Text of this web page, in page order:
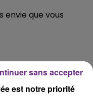
envie que vous
est notre priorité
sans accepter